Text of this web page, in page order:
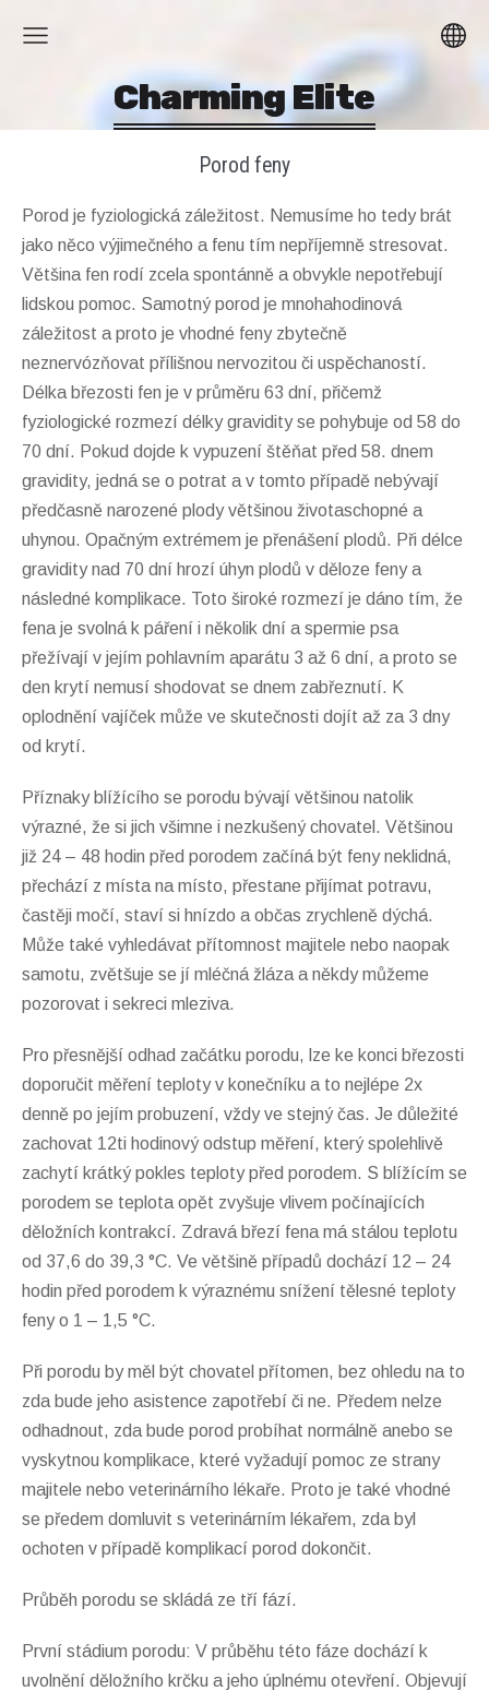
Charming Elite
Porod feny
Porod je fyziologická záležitost. Nemusíme ho tedy brát
jako něco výjimečného a fenu tím nepříjemně stresovat.
Většina fen rodí zcela spontánně a obvykle nepotřebují
lidskou pomoc. Samotný porod je mnohahodinová
záležitost a proto je vhodné feny zbytečně
neznervózňovat přílišnou nervozitou či uspěchaností.
Délka březosti fen je v průměru 63 dní, přičemž
fyziologické rozmezí délky gravidity se pohybuje od 58 do
70 dní. Pokud dojde k vypuzení štěňat před 58. dnem
gravidity, jedná se o potrat a v tomto případě nebývají
předčasně narozené plody většinou životaschopné a
uhynou. Opačným extrémem je přenášení plodů. Při délce
gravidity nad 70 dní hrozí úhyn plodů v děloze feny a
následné komplikace. Toto široké rozmezí je dáno tím, že
fena je svolná k páření i několik dní a spermie psa
přežívají v jejím pohlavním aparátu 3 až 6 dní, a proto se
den krytí nemusí shodovat se dnem zabřeznutí. K
oplodnění vajíček může ve skutečnosti dojít až za 3 dny
od krytí.
Příznaky blížícího se porodu bývají většinou natolik
výrazné, že si jich všimne i nezkušený chovatel. Většinou
již 24 – 48 hodin před porodem začíná být feny neklidná,
přechází z místa na místo, přestane přijímat potravu,
častěji močí, staví si hnízdo a občas zrychleně dýchá.
Může také vyhledávat přítomnost majitele nebo naopak
samotu, zvětšuje se jí mléčná žláza a někdy můžeme
pozorovat i sekreci mleziva.
Pro přesnější odhad začátku porodu, lze ke konci březosti
doporučit měření teploty v konečníku a to nejlépe 2x
denně po jejím probuzení, vždy ve stejný čas. Je důležité
zachovat 12ti hodinový odstup měření, který spolehlivě
zachytí krátký pokles teploty před porodem. S blížícím se
porodem se teplota opět zvyšuje vlivem počínajících
děložních kontrakcí. Zdravá březí fena má stálou teplotu
od 37,6 do 39,3 °C. Ve většině případů dochází 12 – 24
hodin před porodem k výraznému snížení tělesné teploty
feny o 1 – 1,5 °C.
Při porodu by měl být chovatel přítomen, bez ohledu na to
zda bude jeho asistence zapotřebí či ne. Předem nelze
odhadnout, zda bude porod probíhat normálně anebo se
vyskytnou komplikace, které vyžadují pomoc ze strany
majitele nebo veterinárního lékaře. Proto je také vhodné
se předem domluvit s veterinárním lékařem, zda byl
ochoten v případě komplikací porod dokončit.
Průběh porodu se skládá ze tří fází.
První stádium porodu: V průběhu této fáze dochází k
uvolnění děložního krčku a jeho úplnému otevření. Objevují